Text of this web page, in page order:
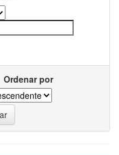
Ordenar por